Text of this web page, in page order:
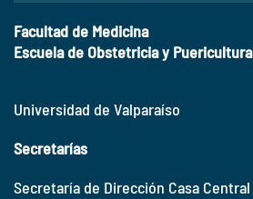
Facultad de Medicina
Escuela de Obstetricia y Puericultura
Universidad de Valparaíso
Secretarías
Secretaría de Dirección Casa Central